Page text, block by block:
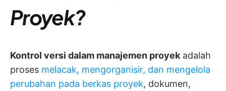
Proyek?
Kontrol versi dalam manajemen proyek adalah
proses melacak, mengorganisir, dan mengelola
perubahan pada berkas proyek, dokumen,